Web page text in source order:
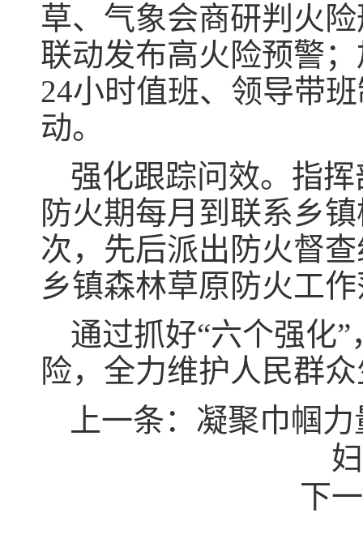
草、气象会商研判火
联动发布高火险预警
24小时值班、领导带
动。
强化跟踪问效。指
防火期每月到联系乡
次，先后派出防火督
乡镇森林草原防火工
通过抓好“六个强化
险，全力维护人民群
上一条： 凝聚巾帼
下